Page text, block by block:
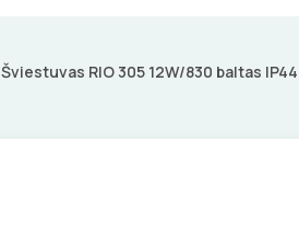
Šviestuvas RIO 305 12W/830 baltas